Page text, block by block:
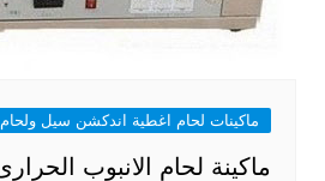
ماكينات لحام اغطية اندكشن سيل
ماكينة لحام الانبوب